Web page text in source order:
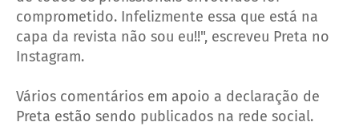
comprometido. Infelizmente essa que está na
capa da revista não sou eu!!", escreveu Preta no
Instagram.
Vários comentários em apoio a declaração de
Preta estão sendo publicados na rede social.